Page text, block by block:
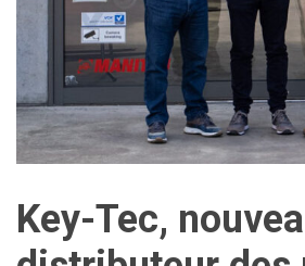
Key-Tec,